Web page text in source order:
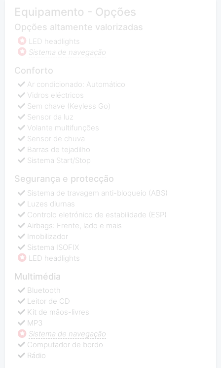
Equipamento - Opções
Opções altamente valorizadas
LED headlights
Sistema de navegação
Conforto
Ar condicionado: Automático
Vidros eléctricos
Sem chave (Keyless Go)
Sensor da luz
Volante multifunções
Sensor de chuva
Barras de tejadilho
Sistema Start/Stop
Segurança e protecção
Sistema de travagem anti-bloqueio (ABS)
Luzes diurnas
Controlo eletrónico de estabilidade (ESP)
Airbags: Frente, lado e mais
Imobilizador
Sistema ISOFIX
LED headlights
Multimédia
Bluetooth
Leitor de CD
Kit de mãos-livres
MP3
Sistema de navegação
Computador de bordo
Rádio